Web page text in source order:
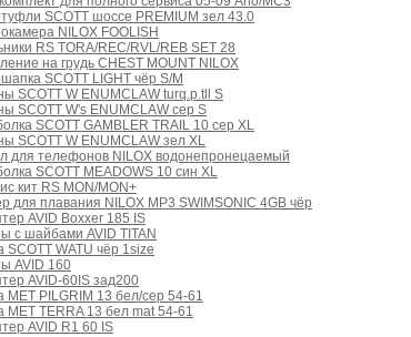
SCOTT шоссе PREMIUM зел 43.0
NILOX FOOLISH
RS TORA/REC/RVL/REB SET 28
на грудь CHEST MOUNT NILOX
SCOTT LIGHT чёр S/M
SCOTT W ENUMCLAW turq.p.tll S
SCOTT W's ENUMCLAW сер S
SCOTT GAMBLER TRAIL 10 сер XL
SCOTT W ENUMCLAW зел XL
для телефонов NILOX водонепронецаемый
SCOTT MEADOWS 10 син XL
кит RS MON/MON+
для плавания NILOX MP3 SWIMSONIC 4GB чёр
AVID Boxxer 185 IS
с шайбами AVID TITAN
SCOTT WATU чёр 1size
AVID 160
AVID-60IS зад200
MET PILGRIM 13 бел/сер 54-61
MET TERRA 13 бел mat 54-61
AVID R1 60 IS